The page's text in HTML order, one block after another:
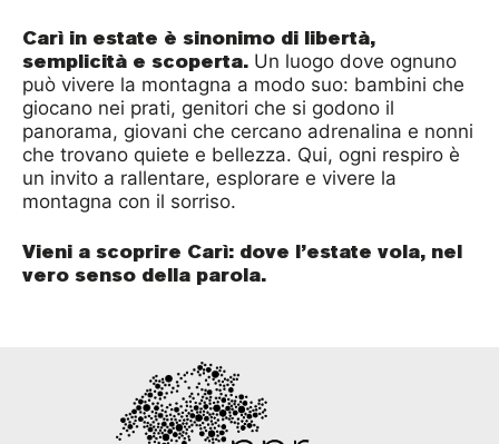
Carì in estate è sinonimo di libertà,
semplicità e scoperta. Un luogo dove ognuno
può vivere la montagna a modo suo: bambini che
giocano nei prati, genitori che si godono il
panorama, giovani che cercano adrenalina e nonni
che trovano quiete e bellezza. Qui, ogni respiro è
un invito a rallentare, esplorare e vivere la
montagna con il sorriso.
Vieni a scoprire Carì: dove l’estate vola, nel
vero senso della parola.